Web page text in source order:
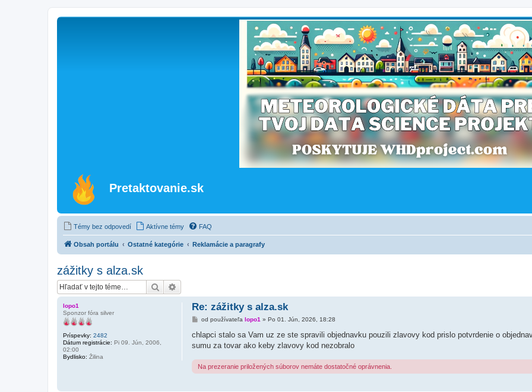
Pretaktovanie.sk
Témy bez odpovedí Aktívne témy FAQ
Obsah portálu Ostatné kategórie Reklamácie a paragrafy
zážitky s alza.sk
Hľadať
lopo1
Sponzor fóra silver
Príspevky: 2482
Dátum registrácie: Pi 09. Jún, 2006,
02:00
Bydlisko: Žilina
Re: zážitky s alza.sk
P
í
p
v
o
k
od používateľa lopo1 » Po 01. Jún, 2026, 18:28
chlapci stalo sa Vam uz ze ste spravili objednavku pouzili zlavovy kod prislo potvrdenie o
sumu za tovar ako keby zlavovy kod nezobralo
Na prezeranie priložených súborov nemáte dostatočné oprávnenia.